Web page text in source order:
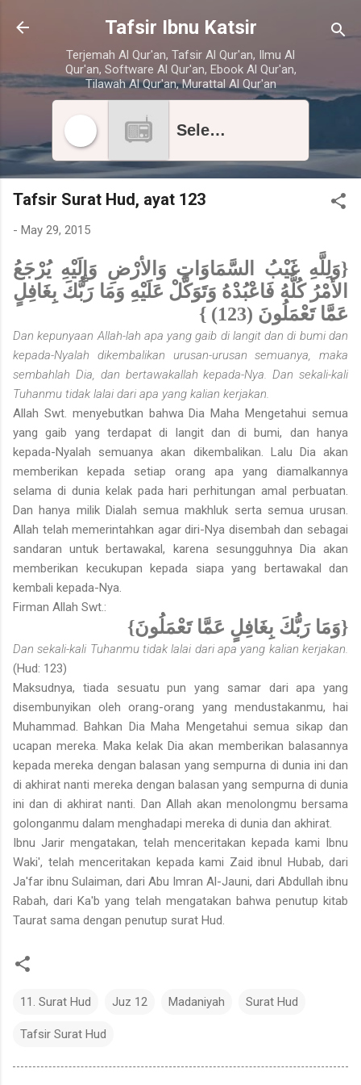
Skip to main content
Tafsir Ibnu Katsir
Terjemah Al Qur'an, Tafsir Al Qur'an, Ilmu Al
Qur'an, Software Al Qur'an, Ebook Al Qur'an,
Tilawah Al Qur'an, Murattal Al Qur'an
Select radio station
Tafsir Surat Hud, ayat 123
- May 29, 2015
{وَلِلَّهِ غَيْبُ السَّمَاوَاتِ وَالأرْضِ وَإِلَيْهِ يُرْجَعُ
الأمْرُ كُلُّهُ فَاعْبُدْهُ وَتَوَكَّلْ عَلَيْهِ وَمَا رَبُّكَ بِغَافِلٍ
عَمَّا تَعْمَلُونَ (123) }
Dan kepunyaan Allah-lah apa yang gaib di langit dan di bumi dan
kepada-Nyalah dikembalikan urusan-urusan semuanya, maka
sembahlah Dia, dan bertawakallah kepada-Nya. Dan sekali-kali
Tuhanmu tidak lalai dari apa yang kalian kerjakan.
Allah Swt. menyebutkan bahwa Dia Maha Mengetahui semua
yang gaib yang terdapat di langit dan di bumi, dan hanya
kepada-Nyalah semuanya akan dikembalikan. Lalu Dia akan
memberikan kepada setiap orang apa yang diamalkannya
selama di dunia kelak pada hari perhitungan amal perbuatan.
Dan hanya milik Dialah semua makhluk serta semua urusan.
Allah telah memerintahkan agar diri-Nya disembah dan sebagai
sandaran untuk bertawakal, karena sesungguhnya Dia akan
memberikan kecukupan kepada siapa yang bertawakal dan
kembali kepada-Nya.
Firman Allah Swt.:
{وَمَا رَبُّكَ بِغَافِلٍ عَمَّا تَعْمَلُونَ}
Dan sekali-kali Tuhanmu tidak lalai dari apa yang kalian kerjakan.
(Hud: 123)
Maksudnya, tiada sesuatu pun yang samar dari apa yang
disembunyikan oleh orang-orang yang mendustakanmu, hai
Muhammad. Bahkan Dia Maha Mengetahui semua sikap dan
ucapan mereka. Maka kelak Dia akan memberikan balasannya
kepada mereka dengan balasan yang sempurna di dunia ini dan
di akhirat nanti mereka dengan balasan yang sempurna di dunia
ini dan di akhirat nanti. Dan Allah akan menolongmu bersama
golonganmu dalam menghadapi mereka di dunia dan akhirat.
Ibnu Jarir mengatakan, telah menceritakan kepada kami Ibnu
Waki', telah menceritakan kepada kami Zaid ibnul Hubab, dari
Ja'far ibnu Sulaiman, dari Abu Imran Al-Jauni, dari Abdullah ibnu
Rabah, dari Ka'b yang telah mengatakan bahwa penutup kitab
Taurat sama dengan penutup surat Hud.
11. Surat Hud Juz 12 Madaniyah Surat Hud
Tafsir Surat Hud